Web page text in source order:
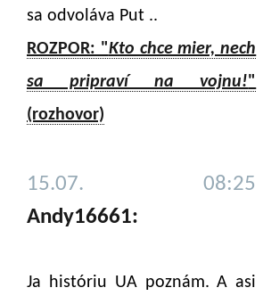
sa odvoláva Put ..
ROZPOR: "Kto chce mier, nech
sa pripraví na vojnu!"
(rozhovor)
15.07. 08:25
Andy16661:
Ja históriu UA poznám. A asi